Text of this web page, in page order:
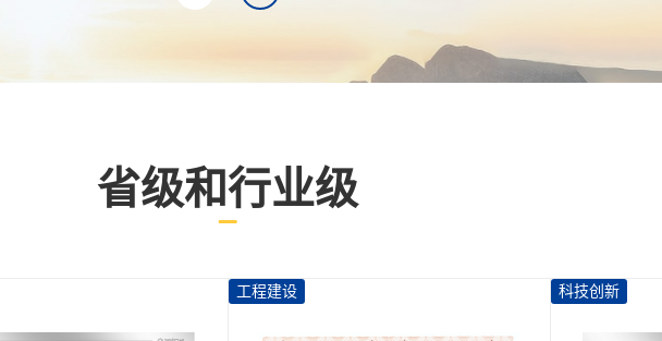
省级和行业级
工程建设 科技创新